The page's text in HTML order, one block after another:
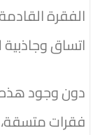
الفقرة
اتساق وجاذبية
دون وجود هذه